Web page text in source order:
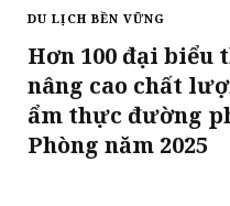
DU LỊCH BỀN VỮNG
Hơn 100 đại biểu
nâng cao chất
ẩm thực đường
Phòng năm 2025